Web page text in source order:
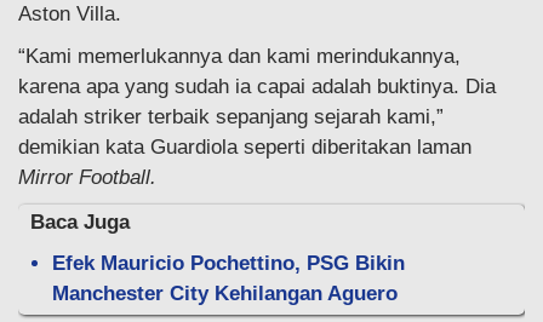
Aston Villa.
“Kami memerlukannya dan kami merindukannya,
karena apa yang sudah ia capai adalah buktinya. Dia
adalah striker terbaik sepanjang sejarah kami,”
demikian kata Guardiola seperti diberitakan laman
Mirror Football.
Baca Juga
Efek Mauricio Pochettino, PSG Bikin
Manchester City Kehilangan Aguero